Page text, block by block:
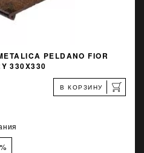
PELDANO FIOR
330X330
В КОРЗИНУ
%